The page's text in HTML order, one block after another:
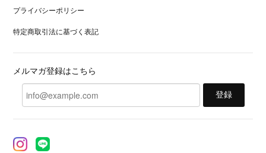
プライバシーポリシー
特定商取引法に基づく表記
メルマガ登録はこちら
登録